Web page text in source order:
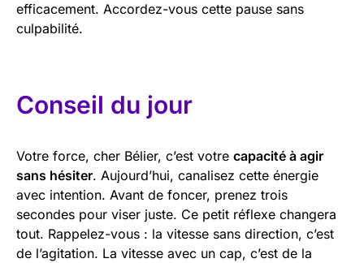
efficacement. Accordez-vous cette pause sans
culpabilité.
Conseil du jour
Votre force, cher Bélier, c’est votre capacité à agir
sans hésiter. Aujourd’hui, canalisez cette énergie
avec intention. Avant de foncer, prenez trois
secondes pour viser juste. Ce petit réflexe changera
tout. Rappelez-vous : la vitesse sans direction, c’est
de l’agitation. La vitesse avec un cap, c’est de la